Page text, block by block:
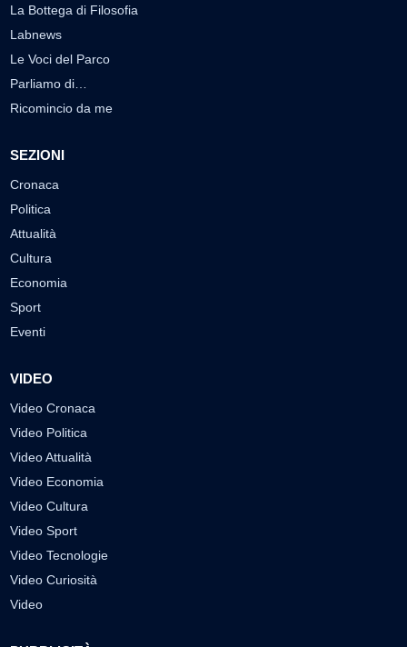
La Bottega di Filosofia
Labnews
Le Voci del Parco
Parliamo di…
Ricomincio da me
SEZIONI
Cronaca
Politica
Attualità
Cultura
Economia
Sport
Eventi
VIDEO
Video Cronaca
Video Politica
Video Attualità
Video Economia
Video Cultura
Video Sport
Video Tecnologie
Video Curiosità
Video